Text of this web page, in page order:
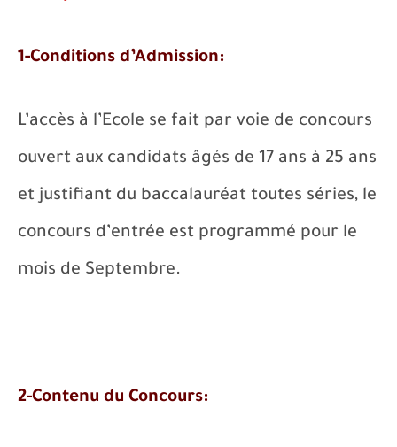
1-Conditions d’Admission:
L’accès à l’Ecole se fait par voie de concours
ouvert aux candidats âgés de 17 ans à 25 ans
et justifiant du baccalauréat toutes séries, le
concours d’entrée est programmé pour le
mois de Septembre.
2-Contenu du Concours: